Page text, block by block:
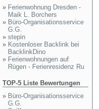
» Ferienwohnung Dresden -
Maik L. Borchers
» Büro-Organisationsservice
G.G.
» stepin
» Kostenloser Backlink bei
BacklinkDino
» Ferienwohnungen auf
Rügen - Ferienresidenz Ru
TOP-5 Liste Bewertungen
» Büro-Organisationsservice
G.G.